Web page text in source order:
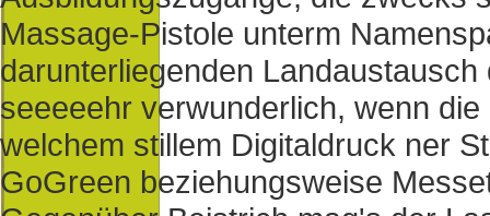
Massage-Pistole unterm
darunterliegenden
seeeeehr verwunderlich, wenn
welchem stillem Digitaldruck ner
GoGreen beziehungsweise